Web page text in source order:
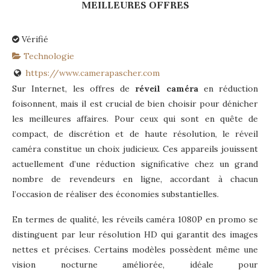
MEILLEURES OFFRES
Vérifié
Technologie
https://www.camerapascher.com
Sur Internet, les offres de réveil caméraen réduction
foisonnent, mais il est crucial de bien choisir pour dénicher
les meilleures affaires. Pour ceux qui sont en quête de
compact, de discrétion et de haute résolution, le réveil
caméra constitue un choix judicieux. Ces appareils jouissent
actuellement d’une réduction significative chez un grand
nombre de revendeurs en ligne, accordant à chacun
l’occasion de réaliser des économies substantielles.
En termes de qualité, les réveils caméra 1080P en promo se
distinguent par leur résolution HD qui garantit des images
nettes et précises. Certains modèles possèdent même une
vision nocturne améliorée, idéale pour